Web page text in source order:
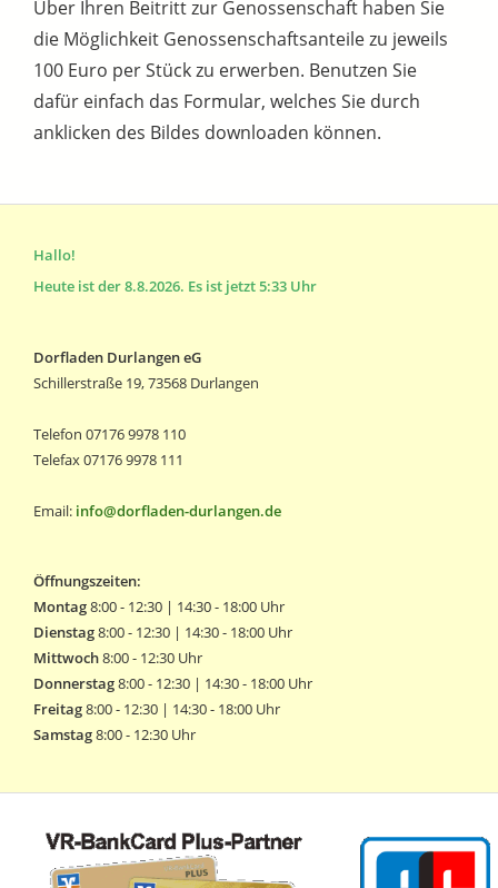
Über Ihren Beitritt zur Genossenschaft haben Sie
die Möglichkeit Genossenschaftsanteile zu jeweils
100 Euro per Stück zu erwerben. Benutzen Sie
dafür einfach das Formular, welches Sie durch
anklicken des Bildes downloaden können.
Hallo!
Heute ist der 8.8.2026. Es ist jetzt 5:33 Uhr
Dorfladen Durlangen eG
Schillerstraße 19, 73568 Durlangen
Telefon 07176 9978 110
Telefax 07176 9978 111
Email: info@dorfladen-durlangen.de
Öffnungszeiten:
Montag8:00 - 12:30 | 14:30 - 18:00 Uhr
Dienstag8:00 - 12:30 | 14:30 - 18:00 Uhr
Mittwoch8:00 - 12:30 Uhr
Donnerstag8:00 - 12:30 | 14:30 - 18:00 Uhr
Freitag8:00 - 12:30 | 14:30 - 18:00 Uhr
Samstag8:00 - 12:30 Uhr